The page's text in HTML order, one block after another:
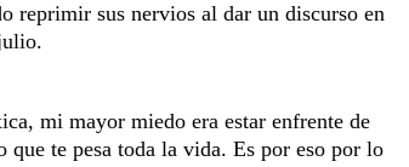
reprimir sus nervios al dar un discurso en
mi mayor miedo era estar enfrente de
que te pesa toda la vida. Es por eso por lo